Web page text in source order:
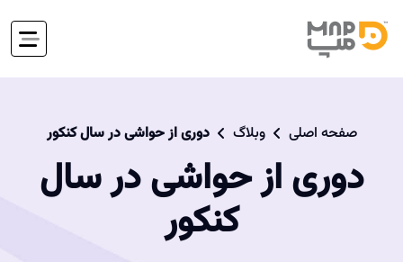
صفحه اصلی وبلاگ دوری از حواشی در سال کنکور
دوری از حواشی در سال
کنکور